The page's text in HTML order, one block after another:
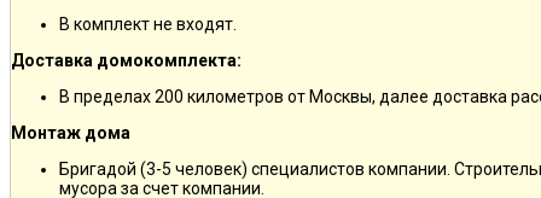
В комплект не входят.
Доставка домокомплекта:
В пределах 200 километров от Москвы, далее доставка
Монтаж дома
Бригадой (3-5 человек) специалистов компании.
мусора за счет компании.